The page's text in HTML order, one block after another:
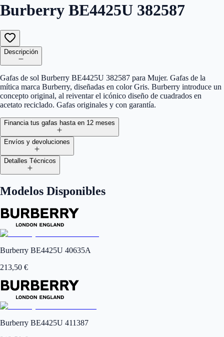
Burberry BE4425U 382587
Descripción
Gafas de sol Burberry BE4425U 382587 para Mujer. Gafas de la
mítica marca Burberry, diseñadas en color Gris. Burberry introduce un
concepto original, al reiventar el icónico diseño de cuadrados en
acetato reciclado. Gafas originales y con garantía.
Financia tus gafas hasta en 12 meses
Envíos y devoluciones
Detalles Técnicos
Modelos Disponibles
Burberry BE4425U 40635A
213,50 €
Burberry BE4425U 411387